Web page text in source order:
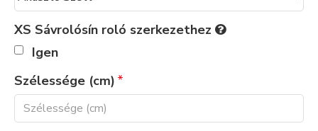
XS Sávrolósín roló szerkezethez
Igen
Szélessége (cm)